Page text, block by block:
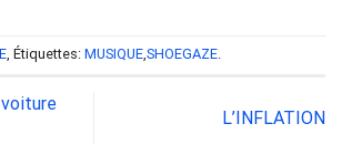
, Étiquettes: MUSIQUE,SHOEGAZE.
L’INFLATION